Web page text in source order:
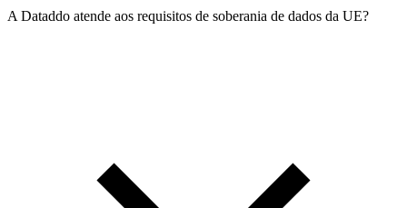
A Dataddo atende aos requisitos de soberania de dados da UE?